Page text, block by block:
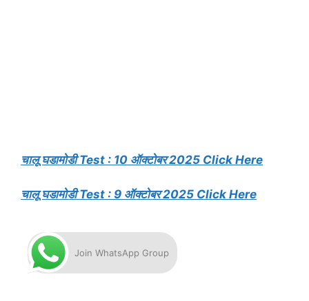
चालू घडामोडी Test : 10 ऑक्टोबर 2025 Click Here
चालू घडामोडी Test : 9 ऑक्टोबर 2025 Click Here
Join WhatsApp Group